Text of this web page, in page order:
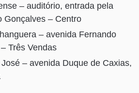
– auditório, entrada pela
Gonçalves – Centro
– avenida Fernando
Três Vendas
– avenida Duque de Caxias,